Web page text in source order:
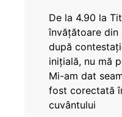
De la 4.90 la
învățătoare din
după
inițială, nu mă
Mi-am dat
fost corectată
cuvântului